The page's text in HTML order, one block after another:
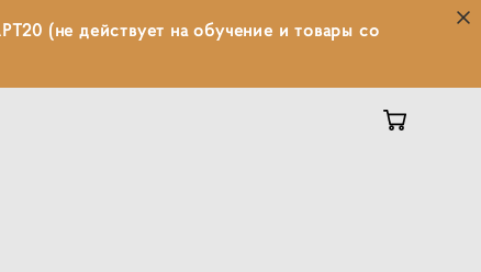
(не действует на обучение и товары со